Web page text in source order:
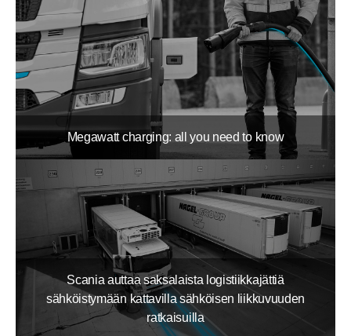
Megawatt charging: all you need to know
Scania auttaa saksalaista logistiikkajättiä
sähköistymään kattavilla sähköisen liikkuvuuden
ratkaisuilla